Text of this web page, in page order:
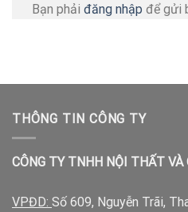
Bạn phải đăng nhập để gửi
THÔNG TIN CÔNG TY
CÔNG TY TNHH NỘI THẤT VÀ
VPĐD: Số 609, Nguyễn Trãi,